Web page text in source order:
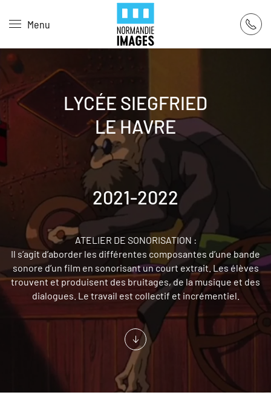
Skip to main content
Menu
LYCÉE SIEGFRIED
LE HAVRE
2021-2022
ATELIER DE SONORISATION :
Il s’agit d’aborder les différentes composantes d’une bande
sonore d’un film en sonorisant un court extrait. Les élèves
trouvent et produisent des bruitages, de la musique et des
dialogues. Le travail est collectif et incrémentiel.
Panneau de gestion des cookies